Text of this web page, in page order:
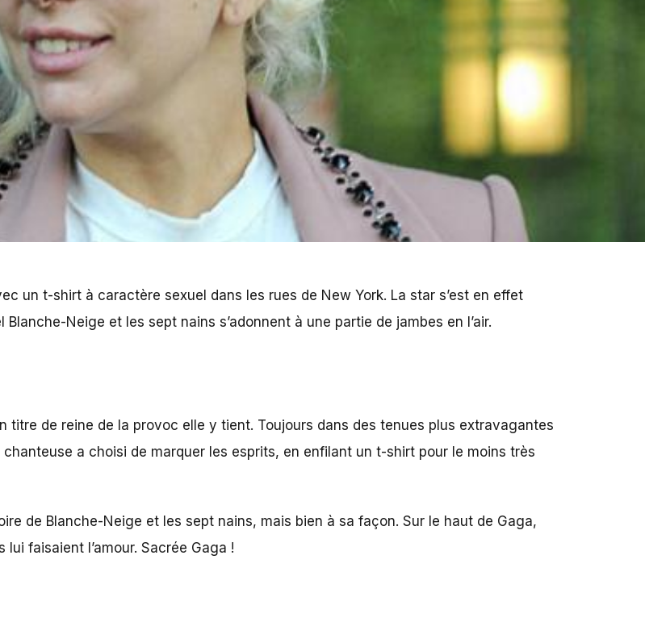
un t-shirt à caractère sexuel dans les rues de New York. La star s’est en effet
Neige et les sept nains s’adonnent à une partie de jambes en l’air.
titre de reine de la provoc elle y tient. Toujours dans des tenues plus extravagantes
a choisi de marquer les esprits, en enfilant un t-shirt pour le moins très
de Blanche-Neige et les sept nains, mais bien à sa façon. Sur le haut de Gaga,
faisaient l’amour. Sacrée Gaga !